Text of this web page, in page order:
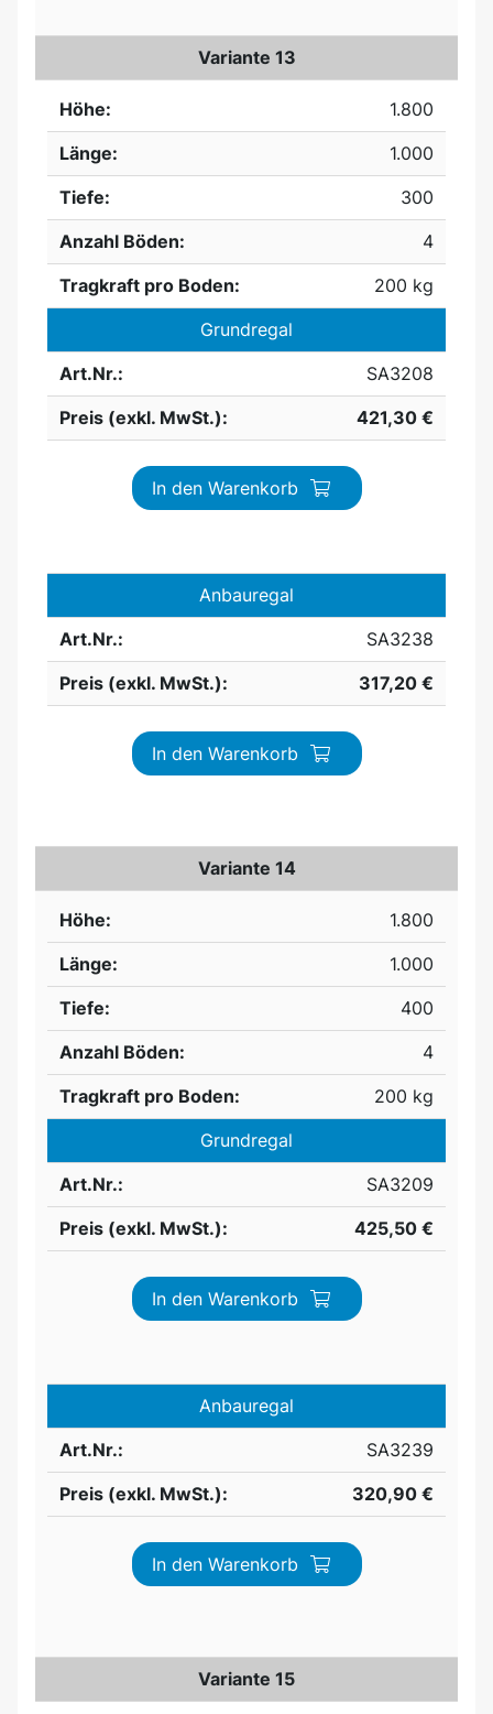
Variante 13
Höhe:
1.800
Länge:
1.000
Tiefe:
300
Anzahl Böden:
4
Tragkraft pro Boden:
200 kg
Grundregal
Art.Nr.:
SA3208
Preis (exkl. MwSt.):
421,30 €
In den Warenkorb
Anbauregal
Art.Nr.:
SA3238
Preis (exkl. MwSt.):
317,20 €
In den Warenkorb
Variante 14
Höhe:
1.800
Länge:
1.000
Tiefe:
400
Anzahl Böden:
4
Tragkraft pro Boden:
200 kg
Grundregal
Art.Nr.:
SA3209
Preis (exkl. MwSt.):
425,50 €
In den Warenkorb
Anbauregal
Art.Nr.:
SA3239
Preis (exkl. MwSt.):
320,90 €
In den Warenkorb
Variante 15